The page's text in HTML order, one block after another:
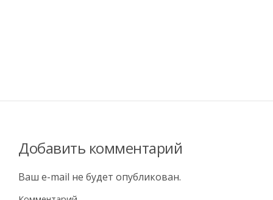
Добавить комментарий
Ваш e-mail не будет опубликован.